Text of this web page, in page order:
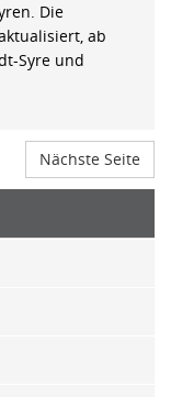
Die
ab
Syre und
Nächste Seite